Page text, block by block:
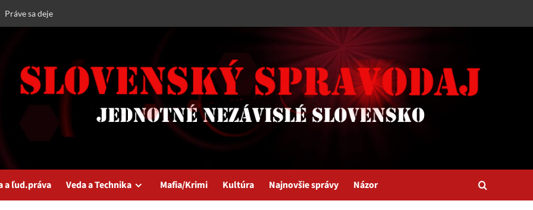
Práve sa deje
a ľud.práva Veda a Technika Mafia/Krimi Kultúra Najnovšie správy Názor